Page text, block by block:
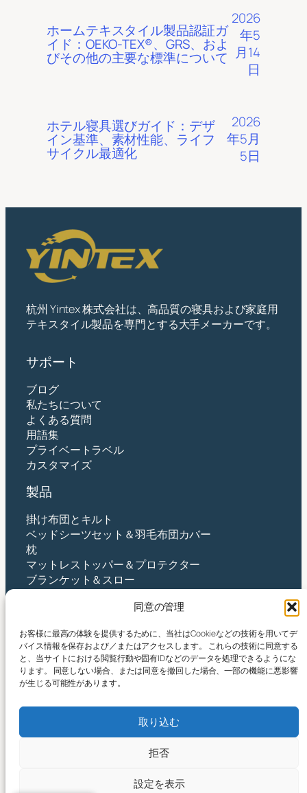
同意の管理
お客様に最高の体験を提供するために、当社はCookieなどの技術を用いてデ
バイス情報を保存および／またはアクセスします。 これらの技術に同意する
と、当サイトにおける閲覧行動や固有IDなどのデータを処理できるようにな
ります。 同意しない場合、または同意を撤回した場合、一部の機能に悪影響
が生じる可能性があります。
取り込む
拒否
設定を表示
ホームテキスタイル製品認証ガ
イド：OEKO-TEX®、GRS、およ
びその他の主要な標準について
2026
年5
月14
日
ホテル寝具選びガイド：デザ
イン基準、素材性能、ライフ
サイクル最適化
2026
年5月
5日
杭州 Yintex 株式会社は、高品質の寝具および家庭用
テキスタイル製品を専門とする大手メーカーです。
サポート
ブログ
私たちについて
よくある質問
用語集
プライベートラベル
カスタマイズ
製品
掛け布団とキルト
ベッドシーツセット＆羽毛布団カバー
枕
マットレストッパー＆プロテクター
ブランケット＆スロー
杭州Yintex株式会社
住所：中国浙江省杭州市蕭山区新街街唐芝沙路490
号
電話: 86 137 77375088
フェイスブックX インスタグラムLinkedIn ユーチューブ
© 2025 杭州Yintex株式会社